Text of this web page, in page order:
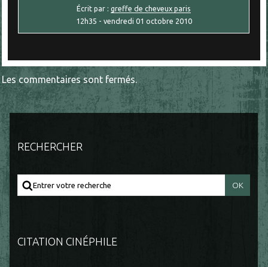
Écrit par :greffe de cheveux paris
12h35 - vendredi 01 octobre 2010
Les commentaires sont fermés.
RECHERCHER
CITATION CINÉPHILE